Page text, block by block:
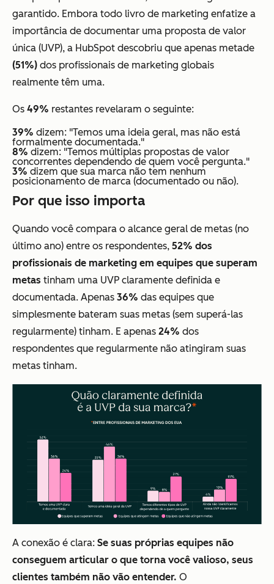
garantido. Embora todo livro de marketing enfatize a
importância de documentar uma proposta de valor
única (UVP), a HubSpot descobriu que apenas metade
(51%) dos profissionais de marketing globais
realmente têm uma.
Os 49% restantes revelaram o seguinte:
39% dizem: "Temos uma ideia geral, mas não está
formalmente documentada."
8% dizem: "Temos múltiplas propostas de valor
concorrentes dependendo de quem você pergunta."
3% dizem que sua marca não tem nenhum
posicionamento de marca (documentado ou não).
Por que isso importa
Quando você compara o alcance geral de metas (no
último ano) entre os respondentes, 52% dos
profissionais de marketing em equipes que superam
metas tinham uma UVP claramente definida e
documentada. Apenas 36% das equipes que
simplesmente bateram suas metas (sem superá-las
regularmente) tinham. E apenas 24% dos
respondentes que regularmente não atingiram suas
metas tinham.
A conexão é clara: Se suas próprias equipes não
conseguem articular o que torna você valioso, seus
clientes também não vão entender. O